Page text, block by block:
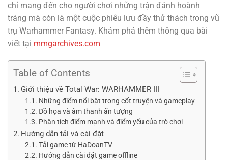
chỉ mang đến cho người chơi những trận đánh hoành
tráng mà còn là một cuộc phiêu lưu đầy thử thách trong vũ
trụ Warhammer Fantasy. Khám phá thêm thông qua bài
viết tại mmgarchives.com
Table of Contents
Giới thiệu về Total War: WARHAMMER III
Những điểm nổi bật trong cốt truyện và gameplay
Đồ họa và âm thanh ấn tượng
Phân tích điểm mạnh và điểm yếu của trò chơi
Hướng dẫn tải và cài đặt
Tải game từ HaDoanTV
Hướng dẫn cài đặt game offline